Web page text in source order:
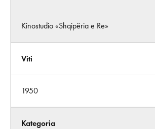
Kinostudio «Shqipëria e Re»
Viti
1950
Kategoria